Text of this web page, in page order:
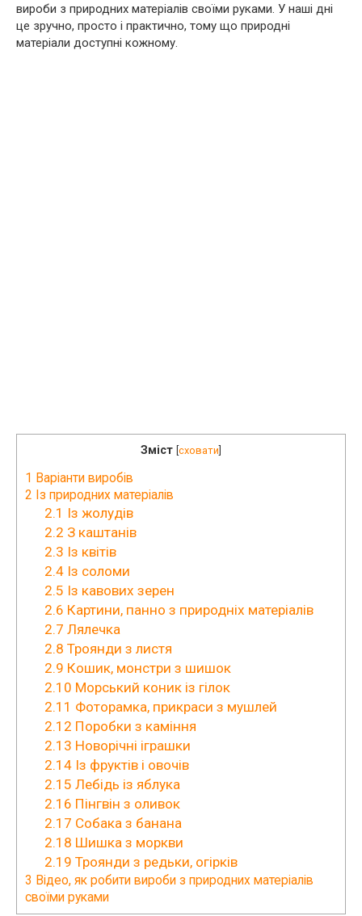
вироби з природних матеріалів своїми руками. У наші дні
це зручно, просто і практично, тому що природні
матеріали доступні кожному.
Зміст [сховати]
1 Варіанти виробів
2 Із природних матеріалів
2.1 Із жолудів
2.2 З каштанів
2.3 Із квітів
2.4Із соломи
2.5 Із кавових зерен
2.6 Картини, панно з природніх матеріалів
2.7 Лялечка
2.8 Троянди з листя
2.9 Кошик, монстри з шишок
2.10 Морський коник із гілок
2.11 Фоторамка, прикраси з мушлей
2.12 Поробки з каміння
2.13 Новорічні іграшки
2.14Із фруктів і овочів
2.15 Лебідь із яблука
2.16 Пінгвін з оливок
2.17 Собака з банана
2.18 Шишка з моркви
2.19 Троянди з редьки, огірків
3 Відео, як робити вироби з природних матеріалів
своїми руками